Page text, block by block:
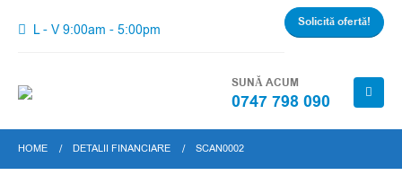
L - V 9:00am - 5:00pm Solicită ofertă!
SUNĂ ACUM
0747 798 090
HOME DETALII FINANCIARE SCAN0002